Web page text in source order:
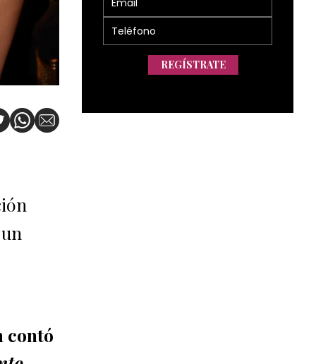
contó
REGÍSTRATE